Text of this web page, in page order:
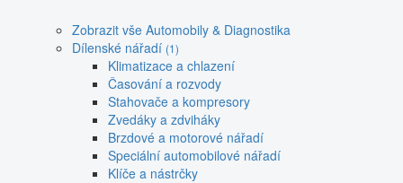
Zobrazit vše Automobily & Diagnostika
Dílenské nářadí (1)
Klimatizace a chlazení
Časování a rozvody
Stahovače a kompresory
Zvedáky a zdviháky
Brzdové a motorové nářadí
Speciální automobilové nářadí
Klíče a nástrčky